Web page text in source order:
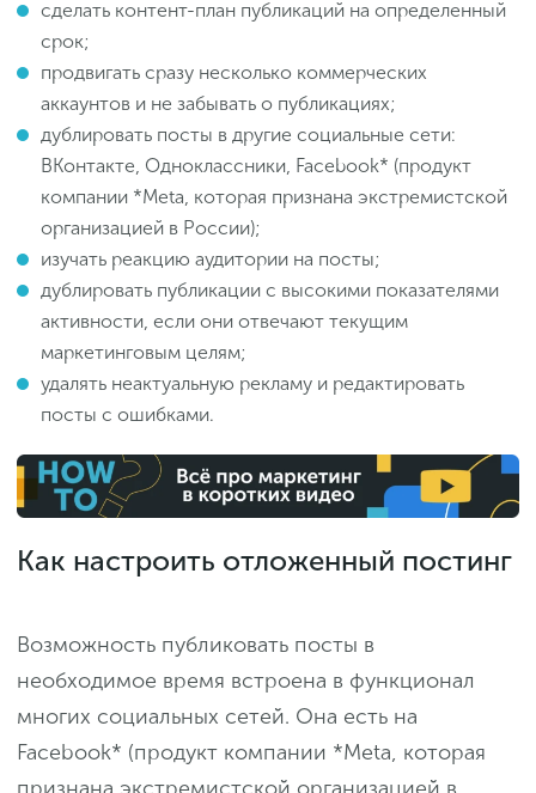
сделать контент-план публикаций на определенный
срок;
продвигать сразу несколько коммерческих
аккаунтов и не забывать о публикациях;
дублировать посты в другие социальные сети:
ВКонтакте, Одноклассники, Facebook* (продукт
компании *Meta, которая признана экстремистской
организацией в России);
изучать реакцию аудитории на посты;
дублировать публикации с высокими показателями
активности, если они отвечают текущим
маркетинговым целям;
удалять неактуальную рекламу и редактировать
посты с ошибками.
Как настроить отложенный постинг
Возможность публиковать посты в
необходимое время встроена в функционал
многих социальных сетей. Она есть на
Facebook* (продукт компании *Meta, которая